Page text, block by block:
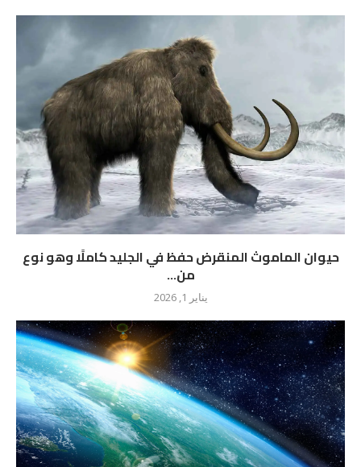
حيوان الماموث المنقرض حفظ في الجليد كاملًا وهو نوع
من...
يناير 1, 2026